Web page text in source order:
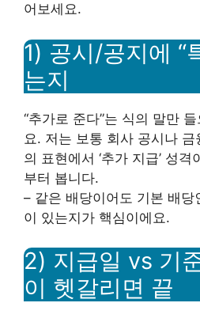
어보세요.
1) 공시/공지에 “
는지
“추가로 준다”는 식의 말만
요. 저는 보통 회사 공시나
의 표현에서 ‘추가 지급’ 성
부터 봅니다.
– 같은 배당이어도 기본 배
이 있는지가 핵심이에요.
2) 지급일 vs 기
이 헷갈리면 끝